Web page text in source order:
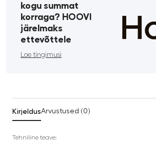
kogu summat
korraga? HOOVI
järelmaks
ettevõttele
Loe tingimusi
KirjeldusArvustused (0)
Tehniline teave: